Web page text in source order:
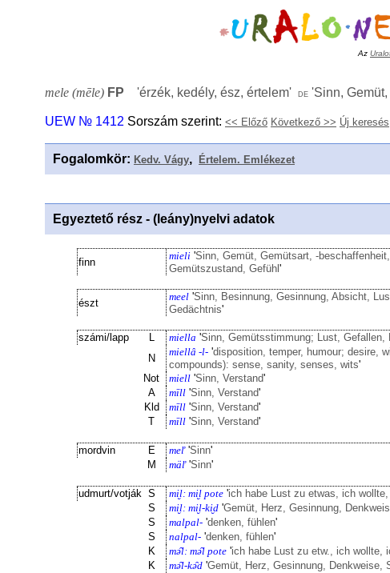
Az
mele (mēle) FP 'érzék, kedély, ész, értelem' de 'Sinn,
UEW № 1412 Sorszám szerint: << Előző Következő >> Új keresés
Fogalomkör: Kedv. Vágy, Értelem. Emlékezet
Egyeztető rész - (leány)nyelvi adatok
finn
mieli 'Sinn, Gemüt, Gemütsart, -
Gemütszustand, Gefühl '
észt
meel 'Sinn, Besinnung, Gesinnung, Absicht,
Gedächtnis'
számi/lapp L miella 'Sinn, Gemütsstimmung; Lust, Gefallen,
N
miellâ -l- 'disposition, temper, humour; desire,
compounds): sense, sanity, senses, wits'
Not
miell 'Sinn, Verstand'
A
mīll 'Sinn, Verstand'
Kld
mīll 'Sinn, Verstand'
T
mīll 'Sinn, Verstand'
mordvin E meľ'Sinn'
M
mäľ'Sinn'
udmurt/votják S mi̮l: mi̮l pote 'ich habe Lust zu etwas, ich
S
mi̮l: mi̮l-ki̮d 'Gemüt, Herz, Gesinnung,
S
malpal- 'denken, fühlen'
S
nalpal- 'denken, fühlen'
K
mə̑l: mə̑l pote 'ich habe Lust zu etw., ich wollte,
K
mə̑l-kə̑d 'Gemüt, Herz, Gesinnung, Denkweise,